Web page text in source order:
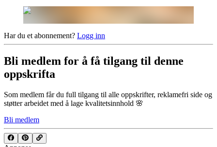
Har du et abonnement? Logg inn
Bli medlem for å få tilgang til denne
oppskrifta
Som medlem får du full tilgang til alle oppskrifter, reklamefri side og
støtter arbeidet med å lage kvalitetsinnhold 🌸
Bli medlem